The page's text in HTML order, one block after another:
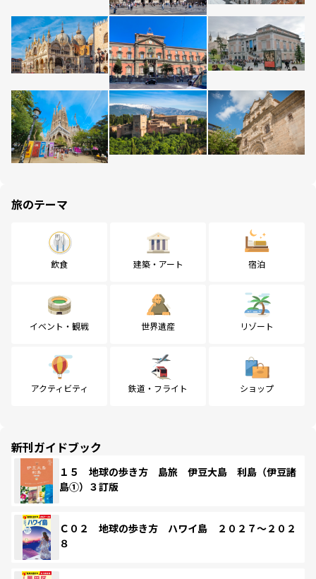
旅のテーマ
飲食 建築・アート 宿泊
イベント・観戦 世界遺産 リゾート
アクティビティ 鉄道・フライト ショップ
新刊ガイドブック
１５ 地球の歩き方 島旅 伊豆大島 利島（伊豆諸
島①）３訂版
Ｃ０２ 地球の歩き方 ハワイ島 ２０２７～２０２
８